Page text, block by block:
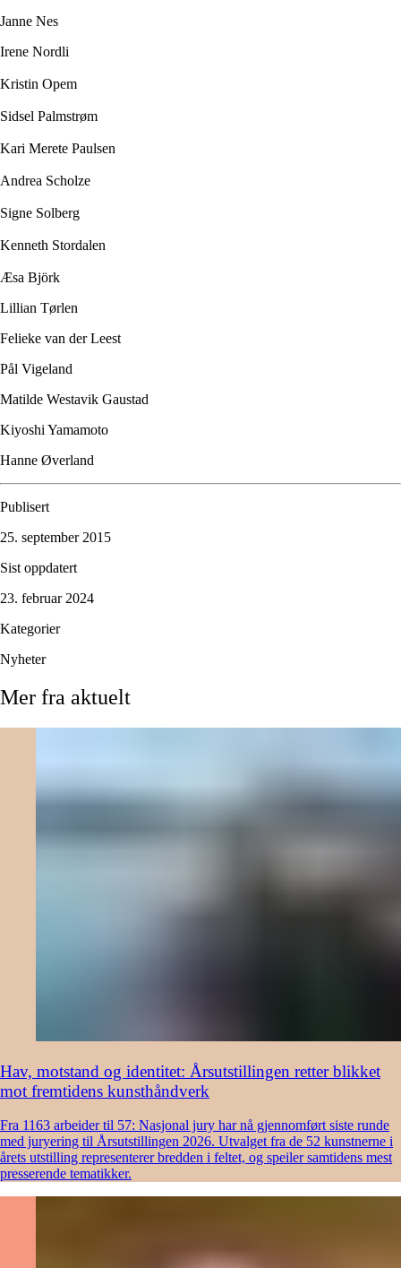
Janne Nes
Irene Nordli
Kristin Opem
Sidsel Palmstrøm
Kari Merete Paulsen
Andrea Scholze
Signe Solberg
Kenneth Stordalen
Æsa Björk
Lillian Tørlen
Felieke van der Leest
Pål Vigeland
Matilde Westavik Gaustad
Kiyoshi Yamamoto
Hanne Øverland
Publisert
25. september 2015
Sist oppdatert
23. februar 2024
Kategorier
Nyheter
Mer fra aktuelt
Hav, motstand og identitet: Årsutstillingen retter blikket
mot fremtidens kunsthåndverk
Fra 1163 arbeider til 57: Nasjonal jury har nå gjennomført siste runde
med juryering til Årsutstillingen 2026. Utvalget fra de 52 kunstnerne i
årets utstilling representerer bredden i feltet, og speiler samtidens mest
presserende tematikker.